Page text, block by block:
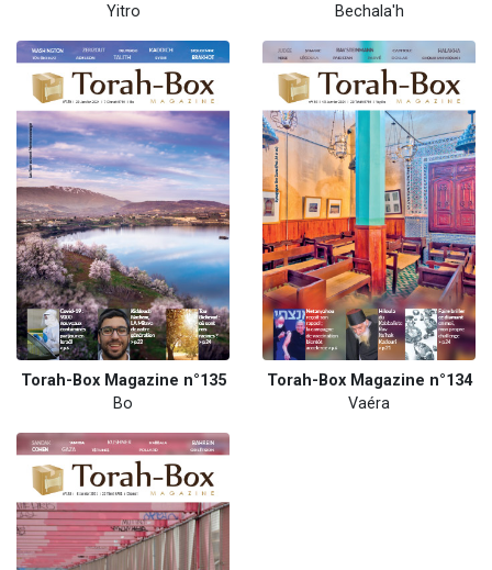
Yitro
Bechala'h
Torah-Box Magazine n°135
Bo
Torah-Box Magazine n°134
Vaéra